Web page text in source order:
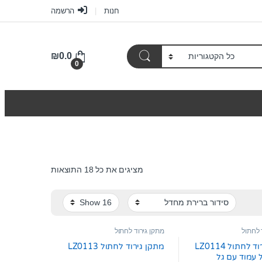
חנות הרשמה
0
₪0.0
מציגים את כל ⁦18⁩ התוצאות
לחתול
מתקן גירוד לחתול LZ0114
עמוד עם גל
מתקן גירוד לחתול
מתקן גירוד לחתול LZ0113